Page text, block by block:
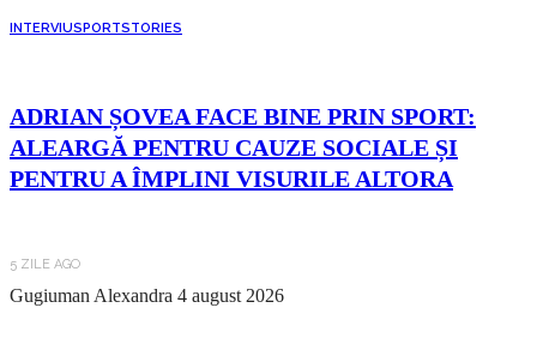
INTERVIUSPORTSTORIES
ADRIAN ȘOVEA FACE BINE PRIN SPORT:
ALEARGĂ PENTRU CAUZE SOCIALE ȘI
PENTRU A ÎMPLINI VISURILE ALTORA
5 ZILE AGO
Gugiuman Alexandra 4 august 2026